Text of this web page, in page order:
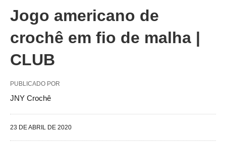
Jogo americano de
crochê em fio de malha |
CLUB
PUBLICADO POR
JNY Crochê
23 DE ABRIL DE 2020